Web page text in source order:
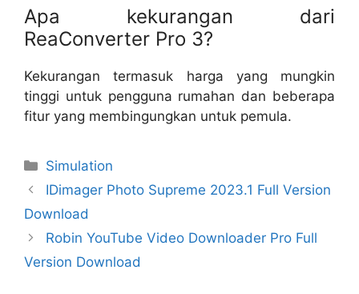
Apa kekurangan dari
ReaConverter Pro 3?
Kekurangan termasuk harga yang mungkin
tinggi untuk pengguna rumahan dan beberapa
fitur yang membingungkan untuk pemula.
Categories
Simulation
IDimager Photo Supreme 2023.1 Full Version
Download
Robin YouTube Video Downloader Pro Full
Version Download